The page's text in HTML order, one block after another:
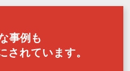
事例も
されています。